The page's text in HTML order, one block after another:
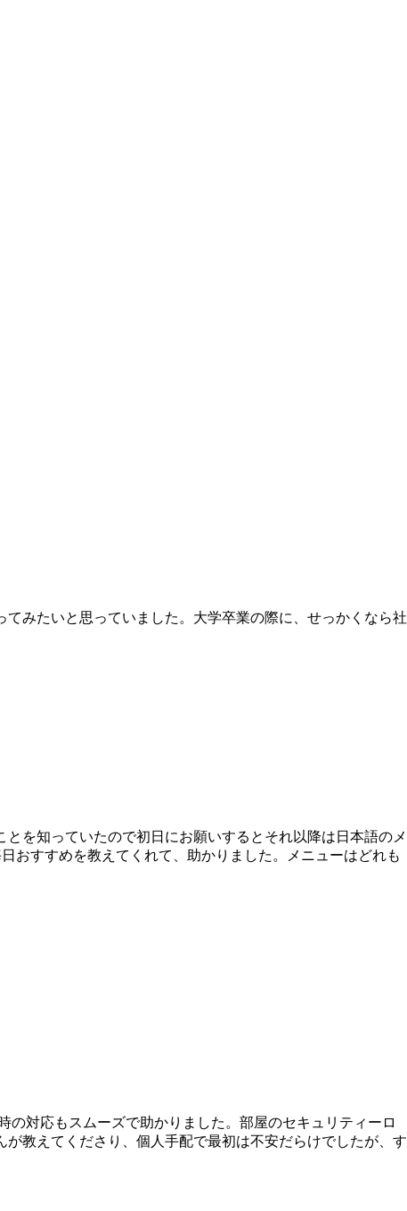
みたいと思っていました。大学卒業の際に、せっかくなら社
を知っていたので初日にお願いするとそれ以降は日本語のメ
おすすめを教えてくれて、助かりました。メニューはどれも
対応もスムーズで助かりました。部屋のセキュリティーロ
教えてくださり、個人手配で最初は不安だらけでしたが、す